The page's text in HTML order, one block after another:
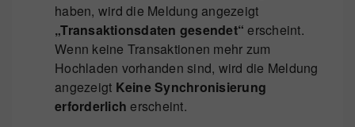
haben, wird die Meldung angezeigt
„Transaktionsdaten gesendet“ erscheint.
Wenn keine Transaktionen mehr zum
Hochladen vorhanden sind, wird die Meldung
angezeigt Keine Synchronisierung
erforderlich erscheint.